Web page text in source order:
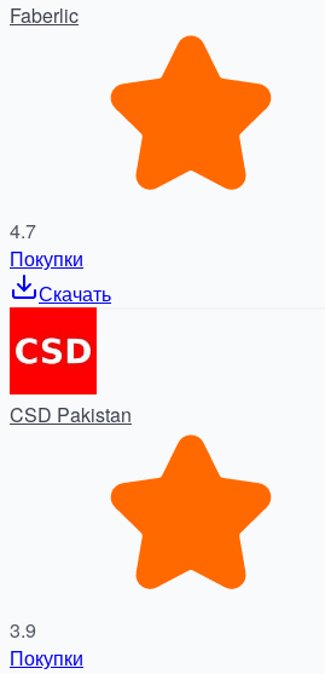
Faberlic
4.7
Покупки
Скачать
CSD Pakistan
3.9
Покупки